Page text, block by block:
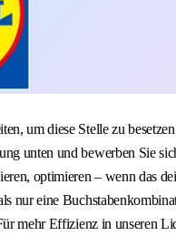
um diese Stelle zu
unten und bewerben Sie
optimieren – wenn das
nur eine
mehr Effizienz in unseren